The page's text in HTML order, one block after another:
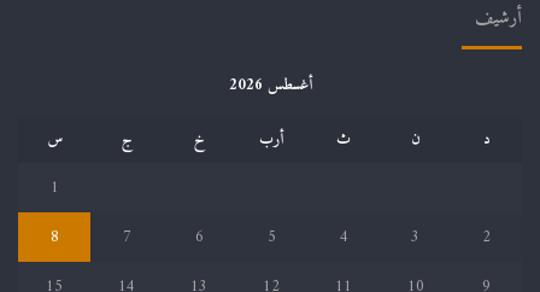
أرشيف
أغسطس 2026
د
ن ث أرب خ ج
س
1
2
3
4
5
6
7
8
9
10
11
12
13
14
15